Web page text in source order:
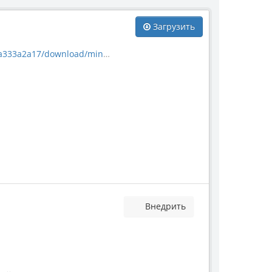
Загрузить
mineral_63376.jpg
Внедрить